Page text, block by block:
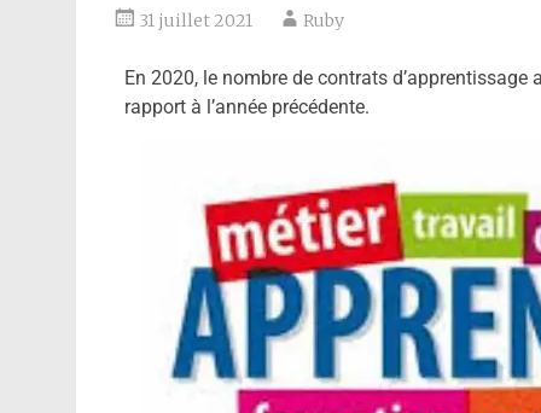
31 juillet 2021 Ruby
En 2020, le nombre de contrats
rapport à l’année précédente.